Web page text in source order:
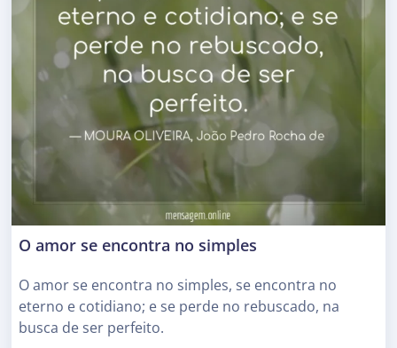
O amor se encontra no simples
O amor se encontra no simples, se encontra no
eterno e cotidiano; e se perde no rebuscado, na
busca de ser perfeito.